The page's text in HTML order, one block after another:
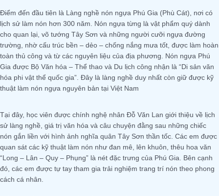
Điểm đến đầu tiên là Làng nghề nón ngựa Phú Gia (Phù Cát), nơi có
lịch sử làm nón hơn 300 năm. Nón ngựa từng là vật phẩm quý dành
cho quan lại, võ tướng Tây Sơn và những người cưỡi ngựa đường
trường, nhờ cấu trúc bền – dẻo – chống nắng mưa tốt, được làm hoàn
toàn thủ công và từ các nguyên liệu của địa phương. Nón ngựa Phú
Gia được Bộ Văn hóa – Thể thao và Du lịch công nhận là “Di sản văn
hóa phi vật thể quốc gia”. Đây là làng nghề duy nhất còn giữ được kỹ
thuật làm nón ngựa nguyên bản tại Việt Nam
Tại đây, học viên được chính nghệ nhân Đỗ Văn Lan giới thiệu về lịch
sử làng nghề, giá trị văn hóa và câu chuyện đằng sau những chiếc
nón gắn liền với hình ảnh nghĩa quân Tây Sơn thần tốc. Các em được
quan sát các kỹ thuật làm nón như đan mê, lên khuôn, thêu hoa văn
“Long – Lân – Quy – Phụng” là nét đặc trưng của Phú Gia. Bên cạnh
đó, các em được tự tay tham gia trải nghiệm trang trí nón theo phong
cách cá nhân.